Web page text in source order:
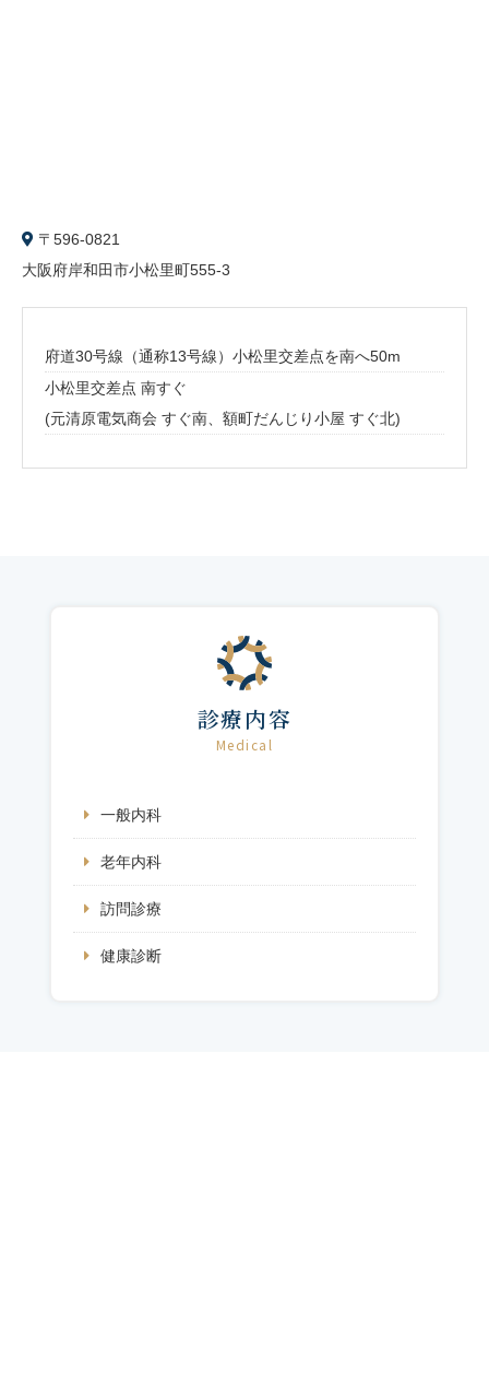
〒596-0821
大阪府岸和田市小松里町555-3
府道30号線（通称13号線）小松里交差点を南へ50m
小松里交差点 南すぐ
(元清原電気商会 すぐ南、額町だんじり小屋 すぐ北)
診療内容
Medical
一般内科
老年内科
訪問診療
健康診断